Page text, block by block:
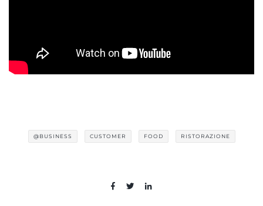
@BUSINESS CUSTOMER FOOD RISTORAZIONE